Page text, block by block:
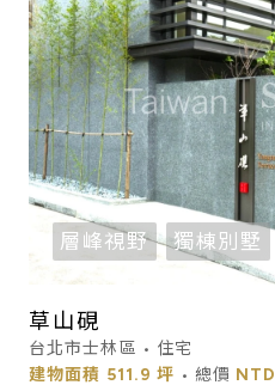
層峰視野 獨棟別墅
草山硯
台北市士林區 • 住宅
建物面積 511.9 坪 • 總價 NTD